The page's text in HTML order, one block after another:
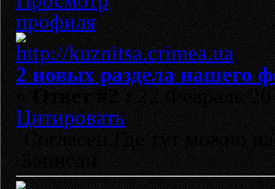
2 новых раздела нашего
«Ответ #2 :22 Февраль
Цитировать
Согласен.Где тут можно
Записан